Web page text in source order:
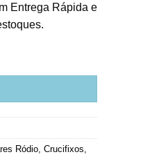
Entrega Rápida e
quantidade
Ródio Crucifixos